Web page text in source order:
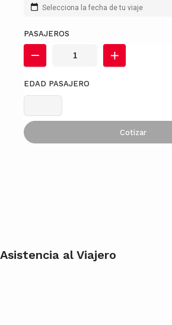
Selecciona la fecha de tu viaje
PASAJEROS
EDAD PASAJERO
Cotizar
Asistencia al Viajero